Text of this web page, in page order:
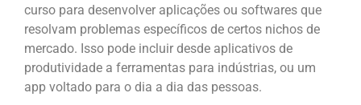
curso para desenvolver aplicações ou softwares que
resolvam problemas específicos de certos nichos de
mercado. Isso pode incluir desde aplicativos de
produtividade a ferramentas para indústrias, ou um
app voltado para o dia a dia das pessoas.